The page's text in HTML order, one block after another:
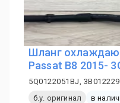
Шланг
Passat B8 2015-
5Q0122051BJ,
б.у. оригинал
в